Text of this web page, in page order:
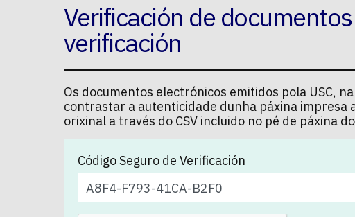
Verificación de
verificación
Os documentos electrónicos emitidos pola USC,
contrastar a autenticidade dunha páxina impresa
orixinal a través do CSV incluido no pé de páxina
Código Seguro de Verificación